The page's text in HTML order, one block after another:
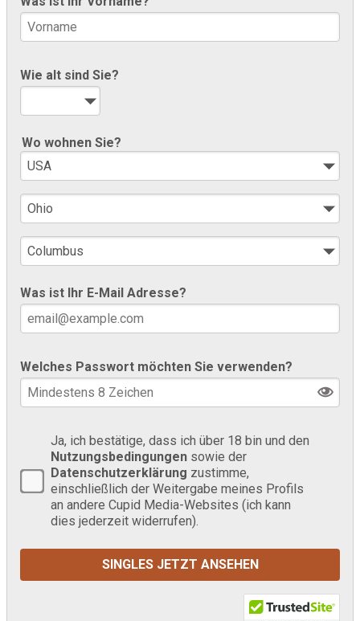
Wie alt sind Sie?
Wo wohnen Sie?
Was ist Ihr E-Mail Adresse?
Welches Passwort möchten Sie verwenden?
Ja, ich bestätige, dass ich über 18 bin und den
Nutzungsbedingungen sowie der
Datenschutzerklärung zustimme,
einschließlich der Weitergabe meines Profils
an andere Cupid Media-Websites (ich kann
dies jederzeit widerrufen).